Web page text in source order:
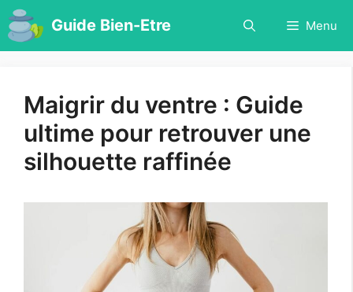
Aller
au
contenu
Guide Bien-Etre Menu
Maigrir du ventre : Guide
ultime pour retrouver une
silhouette raffinée